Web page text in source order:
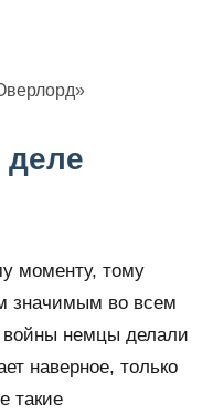
моменту, тому
значимым во всем
немцы делали
наверное, только
такие